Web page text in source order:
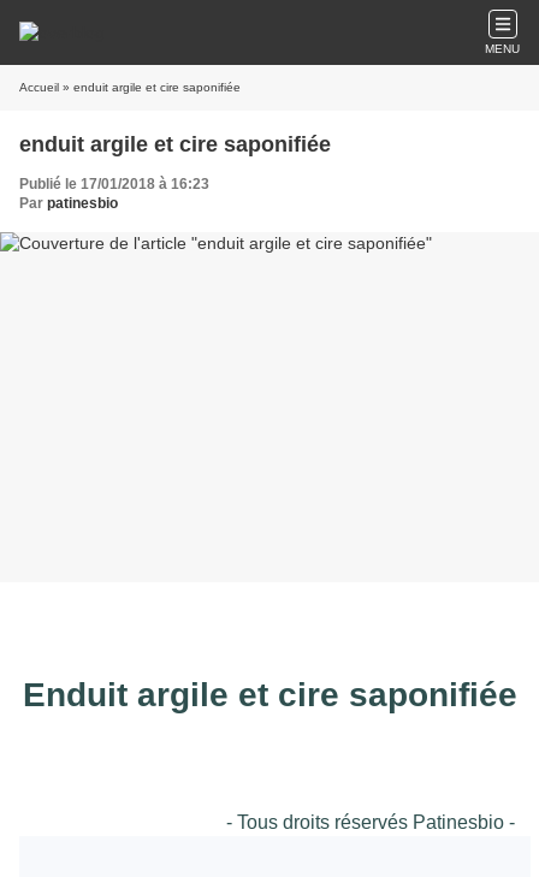
MENU
Accueil » enduit argile et cire saponifiée
enduit argile et cire saponifiée
Publié le 17/01/2018 à 16:23
Par patinesbio
Enduit argile et cire saponifiée
- Tous droits réservés Patinesbio -